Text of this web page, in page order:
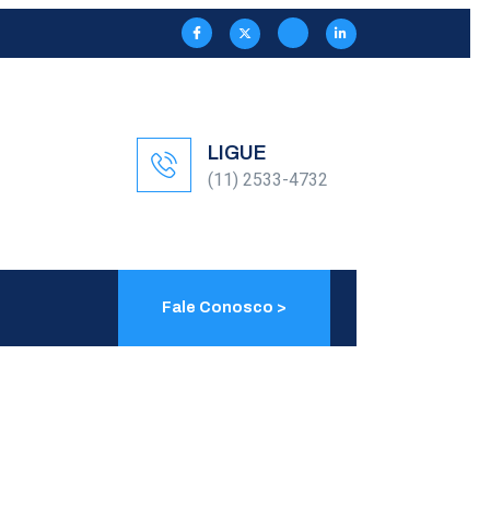
LIGUE
(11) 2533-4732
Fale Conosco >